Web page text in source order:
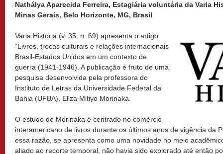
Nathálya Aparecida Ferreira, Estagiária voluntária da Varia
Minas Gerais, Belo Horizonte, MG, Brasil
Varia Historia (v. 35, n. 69) apresenta o artigo
“Livros, trocas culturais e relações internacionais
Brasil-Estados Unidos em um contexto de
guerra (1941-1946). A publicação é fruto de uma
pesquisa desenvolvida pela professora do
Instituto de Letras da Universidade Federal da
Bahia (UFBA), Eliza Mitiyo Morinaka.
O estudo de Morinaka é centrado no comércio
interamericano de livros durante os últimos anos de vigência da
essa razão, se apresenta como uma novidade no meio
aliado ao recorte temporal, não havia sido explorado até então